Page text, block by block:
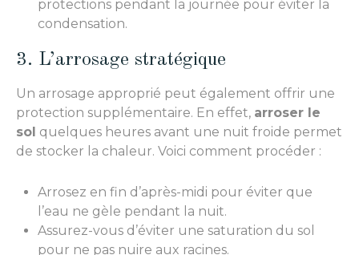
protections pendant la journée pour éviter la
condensation.
3. L’arrosage stratégique
Un arrosage approprié peut également offrir une
protection supplémentaire. En effet, arroser le
sol quelques heures avant une nuit froide permet
de stocker la chaleur. Voici comment procéder :
Arrosez en fin d’après-midi pour éviter que
l’eau ne gèle pendant la nuit.
Assurez-vous d’éviter une saturation du sol
pour ne pas nuire aux racines.